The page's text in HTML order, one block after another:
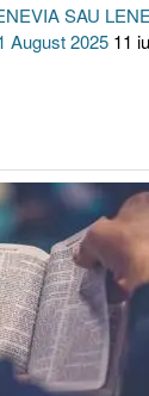
SAU
August 2025 11